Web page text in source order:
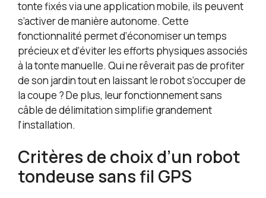
tonte fixés via une application mobile, ils peuvent
s’activer de manière autonome. Cette
fonctionnalité permet d’économiser un temps
précieux et d’éviter les efforts physiques associés
à la tonte manuelle. Qui ne rêverait pas de profiter
de son jardin tout en laissant le robot s’occuper de
la coupe ? De plus, leur fonctionnement sans
câble de délimitation simplifie grandement
l’installation.
Critères de choix d’un robot
tondeuse sans fil GPS